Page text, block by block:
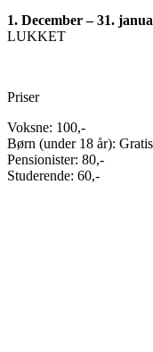
1. December – 31.
LUKKET
Priser
Voksne: 100,-
Børn (under 18 år): Gratis
Pensionister: 80,-
Studerende: 60,-